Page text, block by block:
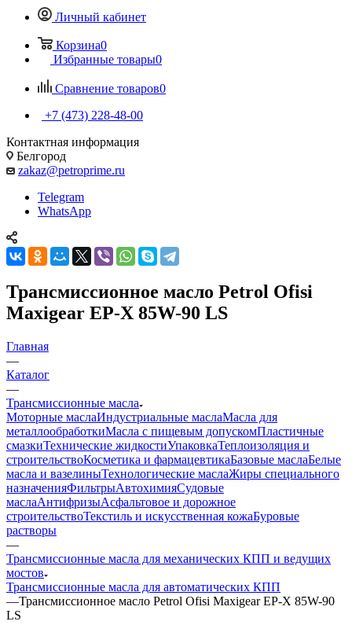
Личный кабинет
Корзина0
Избранные товары0
Сравнение товаров0
+7 (473) 228-48-00
Контактная информация
Белгород
zakaz@petroprime.ru
Telegram
WhatsApp
Трансмиссионное масло Petrol Ofisi
Maxigear EP-X 85W-90 LS
Главная
—
Каталог
—
Трансмиссионные масла
Моторные маслаИндустриальные маслаМасла для
металлообработкиМасла с пищевым допускомПластичные
смазкиТехнические жидкостиУпаковкаТеплоизоляция и
строительствоКосметика и фармацевтикаБазовые маслаБелые
масла и вазелиныТехнологические маслаЖиры специального
назначенияФильтрыАвтохимияСудовые
маслаАнтифризыАсфальтовое и дорожное
строительствоТекстиль и искусственная кожаБуровые
растворы
—
Трансмиссионные масла для механических КПП и ведущих
мостов
Трансмиссионные масла для автоматических КПП
—Трансмиссионное масло Petrol Ofisi Maxigear EP-X 85W-90
LS